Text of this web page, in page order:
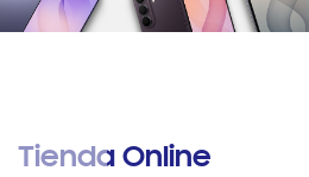
Tienda Online